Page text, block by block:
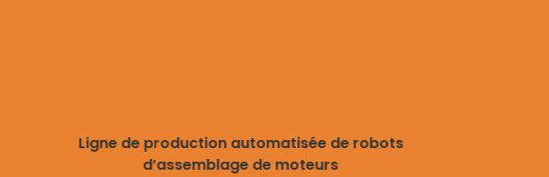
Ligne de production automatisée de robots
d’assemblage de moteurs